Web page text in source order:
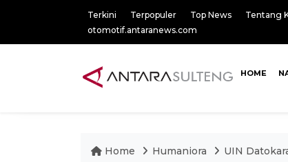
Terkini Terpopuler Top News Tentang
otomotif.antaranews.com
HOME
Home Humaniora UIN